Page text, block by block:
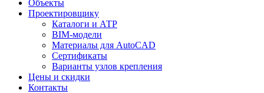
Объекты
Проектировщику
Каталоги и АТР
BIM-модели
Материалы для AutoCAD
Сертификаты
Варианты узлов крепления
Цены и скидки
Контакты